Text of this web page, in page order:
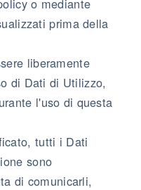
prima della
liberamente
di Dati di Utilizzo,
l'uso di questa
tutti i Dati
sono
di comunicarli,